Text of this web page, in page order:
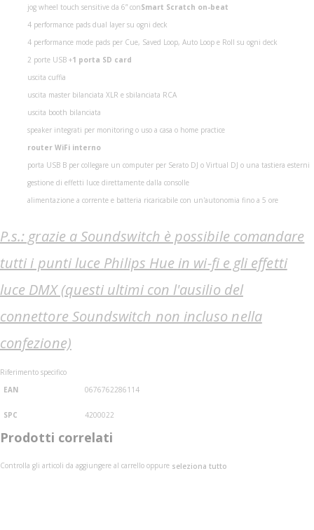
jog wheel touch sensitive da 6” conSmart Scratch on-beat
4 performance pads dual layer su ogni deck
4 performance mode pads per Cue, Saved Loop, Auto Loop e Roll su ogni deck
2 porte USB +1 porta SD card
uscita cuffia
uscita master bilanciata XLR e sbilanciata RCA
uscita booth bilanciata
speaker integrati per monitoring o uso a casa o home practice
router WiFi interno
porta USB B per collegare un computer per Serato DJ o Virtual DJ o una tastiera esterni
gestione di effetti luce direttamente dalla consolle
alimentazione a corrente e batteria ricaricabile con un'autonomia fino a 5 ore
P.s.: grazie a Soundswitch è possibile comandare
tutti i punti luce Philips Hue in wi-fi e gli effetti
luce DMX (questi ultimi con l'ausilio del
connettore Soundswitch non incluso nella
confezione)
Riferimento specifico
EAN
0676762286114
SPC 4200022
Prodotti correlati
Controlla gli articoli da aggiungere al carrello oppure seleziona tutto